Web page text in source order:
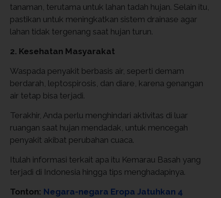
tanaman, terutama untuk lahan tadah hujan. Selain itu,
pastikan untuk meningkatkan sistem drainase agar
lahan tidak tergenang saat hujan turun.
2. Kesehatan Masyarakat
Waspada penyakit berbasis air, seperti demam
berdarah, leptospirosis, dan diare, karena genangan
air tetap bisa terjadi.
Terakhir, Anda perlu menghindari aktivitas di luar
ruangan saat hujan mendadak, untuk mencegah
penyakit akibat perubahan cuaca.
Itulah informasi terkait apa itu Kemarau Basah yang
terjadi di Indonesia hingga tips menghadapinya.
Tonton: Negara-negara Eropa Jatuhkan 4